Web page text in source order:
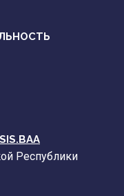
Республики